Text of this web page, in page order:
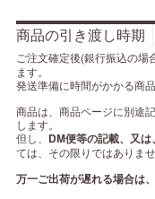
商品の引き渡し時期
ご注文確定後(銀行振込の場
ます。
発送準備に時間がかかる商
商品は、商品ページに別途
します。
但し、 DM便等の記載、又
ては、その限りではありませ
万一ご出荷が遅れる場合は